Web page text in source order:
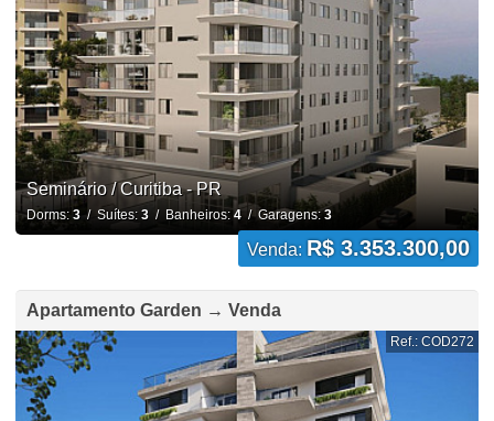
Seminário / Curitiba - PR
Dorms: 3/ Suítes: 3/ Banheiros:4/ Garagens:3
Venda: R$ 3.353.300,00
Apartamento Garden → Venda
Ref.: COD272